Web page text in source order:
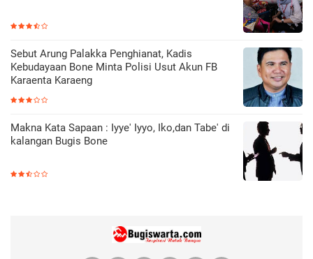
Sebut Arung Palakka Penghianat, Kadis
Kebudayaan Bone Minta Polisi Usut Akun FB
Karaenta Karaeng
Makna Kata Sapaan : Iyye' Iyyo, Iko,dan Tabe' di
kalangan Bugis Bone